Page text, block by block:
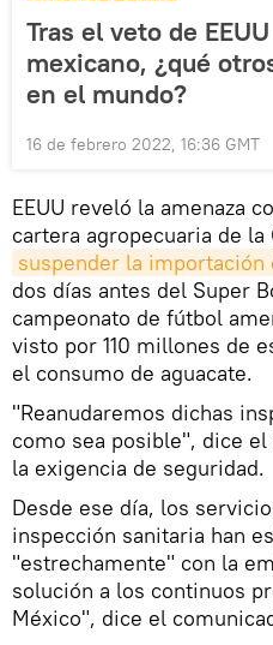
Tras el veto de
mexicano, ¿qué
en el mundo?
16 de febrero 2022, 16:36 GMT
EEUU reveló la amenaza
cartera agropecuaria de la
suspender la importación
dos días antes del Super
campeonato de fútbol
visto por 110 millones de
el consumo de aguacate.
"Reanudaremos dichas
como sea posible", dice
la exigencia de seguridad.
Desde ese día, los
inspección sanitaria han
"estrechamente" con la
solución a los continuos
México", dice el